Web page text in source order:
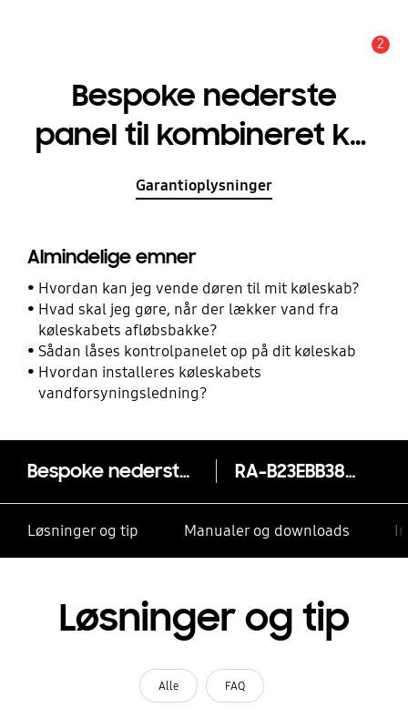
2
Bespoke nederste
panel til kombineret køl
og frys
Garantioplysninger
Almindelige emner
Hvordan kan jeg vende døren til mit køleskab?
Hvad skal jeg gøre, når der lækker vand fra
køleskabets afløbsbakke?
Sådan låses kontrolpanelet op på dit køleskab
Hvordan installeres køleskabets
vandforsyningsledning?
Bespoke nederste panel til kombineret køl og frys RA-B23EBB38GG
Løsninger og tip Manualer og downloads
Løsninger og tip
Alle FAQ